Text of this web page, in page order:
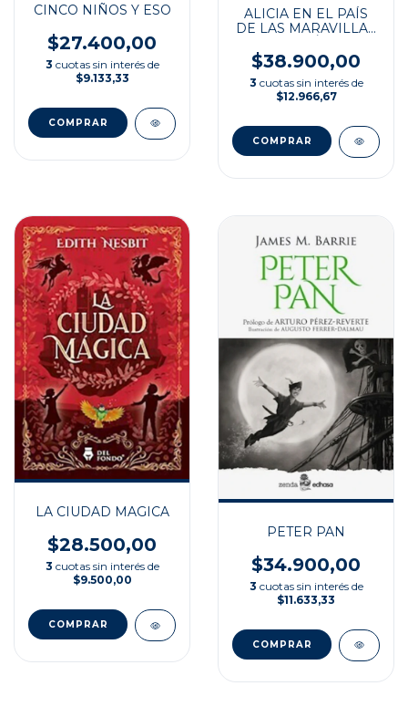
CINCO NIÑOS Y ESO
$27.400,00
3 cuotas sin interés de
$9.133,33
ALICIA EN EL PAÍS
DE LAS MARAVILLAS
ESPEJO
$38.900,00
3 cuotas sin interés de
$12.966,67
LA CIUDAD MAGICA
$28.500,00
3 cuotas sin interés de
$9.500,00
PETER PAN
$34.900,00
3 cuotas sin interés de
$11.633,33